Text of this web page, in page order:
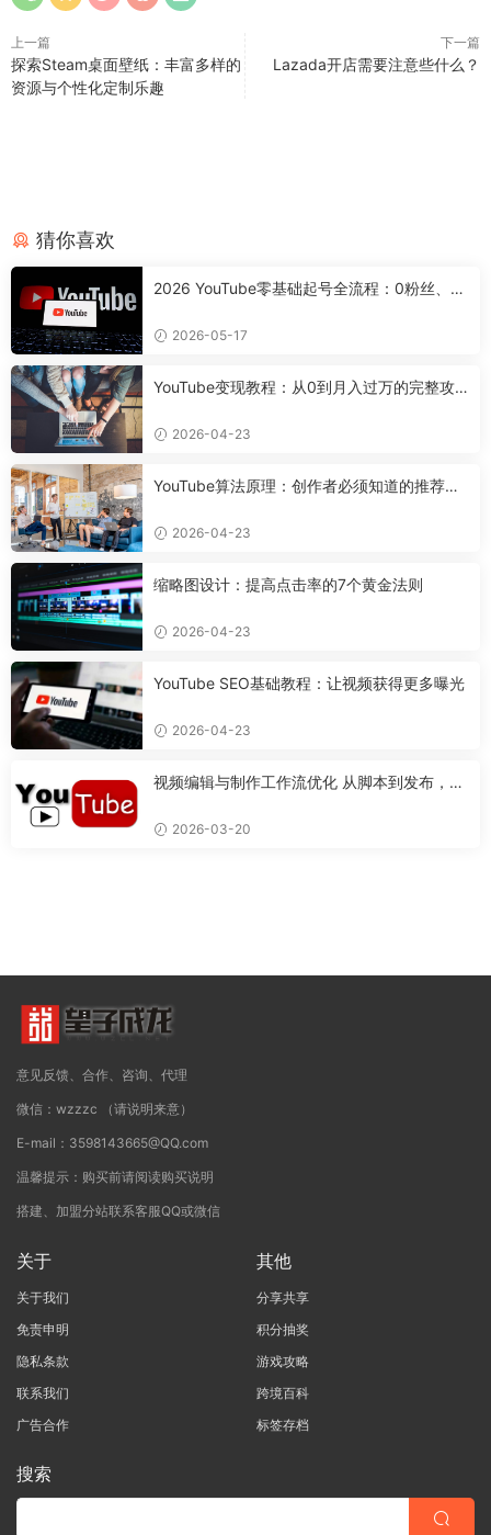
上一篇
探索Steam桌面壁纸：丰富多样的
资源与个性化定制乐趣
下一篇
Lazada开店需要注意些什么？
猜你喜欢
2026 YouTube零基础起号全流程：0粉丝、0
2026-05-17
YouTube变现教程：从0到月入过万的完整攻
2026-04-23
YouTube算法原理：创作者必须知道的推荐机
2026-04-23
缩略图设计：提高点击率的7个黄金法则
2026-04-23
YouTube SEO基础教程：让视频获得更多曝光
2026-04-23
视频编辑与制作工作流优化 从脚本到发布，打
2026-03-20
意见反馈、合作、咨询、代理
微信：wzzzc （请说明来意）
E-mail：3598143665@QQ.com
温馨提示：购买前请阅读购买说明
搭建、加盟分站联系客服QQ或微信
关于
关于我们
免责申明
隐私条款
联系我们
广告合作
其他
分享共享
积分抽奖
游戏攻略
跨境百科
标签存档
搜索